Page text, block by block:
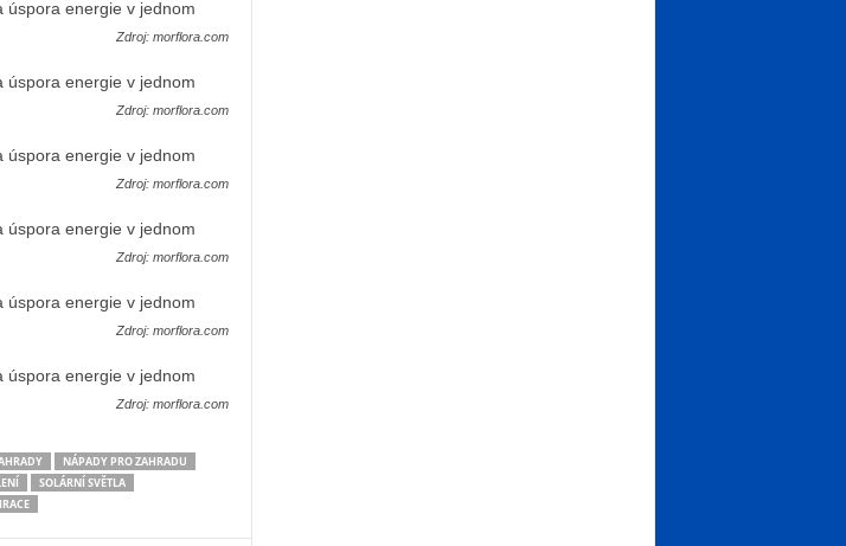
Zdroj: morflora.com
Zdroj: morflora.com
Zdroj: morflora.com
Zdroj: morflora.com
Zdroj: morflora.com
Zdroj: morflora.com
NÁPADY PRO ZAHRADU
SOLÁRNÍ SVĚTLA